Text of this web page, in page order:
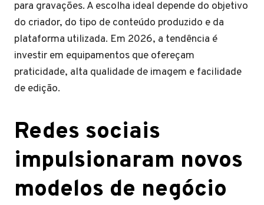
para gravações. A escolha ideal depende do objetivo
do criador, do tipo de conteúdo produzido e da
plataforma utilizada. Em 2026, a tendência é
investir em equipamentos que ofereçam
praticidade, alta qualidade de imagem e facilidade
de edição.
Redes sociais
impulsionaram novos
modelos de negócio